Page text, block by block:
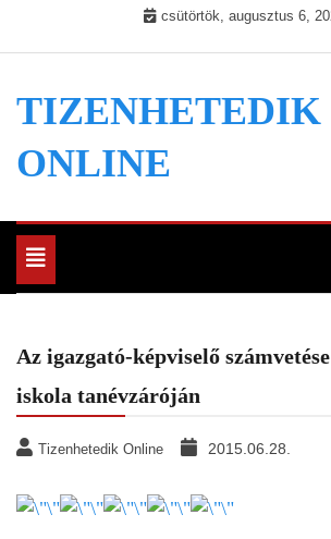
csütörtök, augusztus 6,
TIZENHETEDIK
ONLINE
Toggle
navigation
Az igazgató-képviselő
iskola tanévzáróján
Tizenhetedik Online 2015.06.28.